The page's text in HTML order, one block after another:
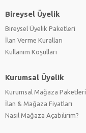
Bireysel Üyelik
Bireysel Üyelik Paketleri
İlan Verme Kuralları
Kullanım Koşulları
Kurumsal Üyelik
Kurumsal Mağaza Paketleri
İlan & Mağaza Fiyatları
Nasıl Mağaza Açabilirim?